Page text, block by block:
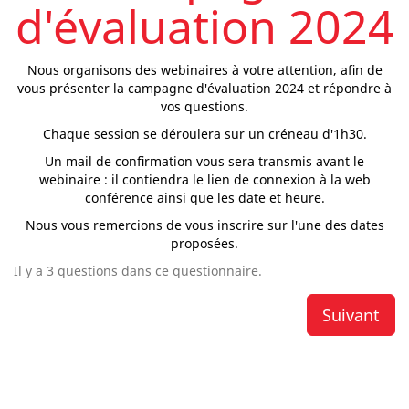
d'évaluation 2024
Nous organisons des webinaires à votre attention, afin de
vous présenter la campagne d'évaluation 2024 et répondre à
vos questions.
Chaque session se déroulera sur un créneau d'1h30.
Un mail de confirmation vous sera transmis avant le
webinaire : il contiendra le lien de connexion à la web
conférence ainsi que les date et heure.
Nous vous remercions de vous inscrire sur l'une des dates
proposées.
Il y a 3 questions dans ce questionnaire.
Suivant